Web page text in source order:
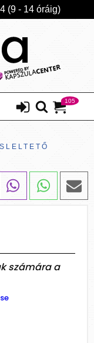
(9 - 14 óráig)
105
számára a